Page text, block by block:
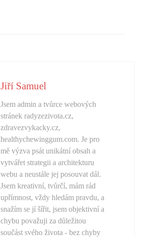
Jiří Samuel
Jsem admin a tvůrce webových
stránek radyzezivota.cz,
zdravezvykacky.cz,
healthychewinggum.com. Je pro
mě výzva psát unikátní obsah a
vytvářet strategii a architekturu
webu a neustále jej posouvat dál.
Jsem kreativní, tvůrčí, mám rád
upřímnost, vždy hledám pravdu, a
snažím se jí šířit, jsem objektivní a
chybu považuji za důležitou
součást svého života - bez chyby